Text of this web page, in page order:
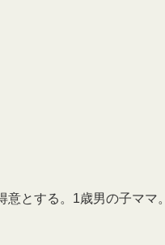
とする。1歳男の子ママ。